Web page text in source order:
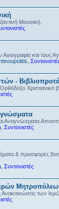
Μουσική.
Αγιογραφία και τους
-
Χριστιανικό
Συντονιστές
& προσφορές
Συντονιστές
Ανακοινώσεις των